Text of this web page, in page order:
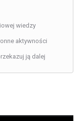
wiedzy
aktywności
ją dalej